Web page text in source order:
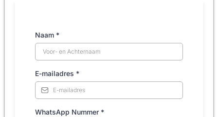
Naam *
E-mailadres *
WhatsApp Nummer *